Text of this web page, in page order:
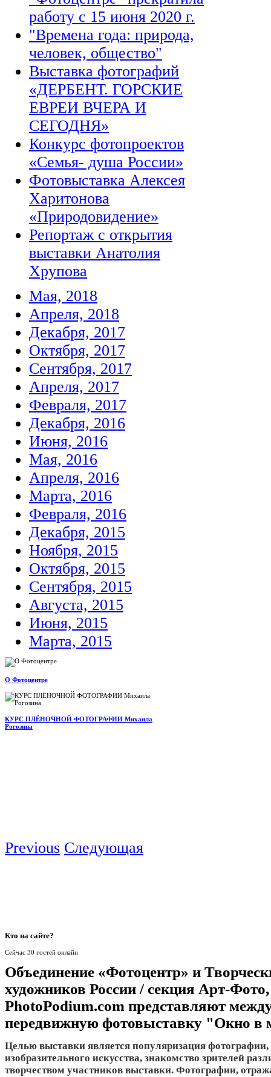
работу с 15 июня 2020 г.
"Времена года: природа,
человек, общество"
Выставка фотографий
«ДЕРБЕНТ. ГОРСКИЕ
ЕВРЕИ ВЧЕРА И
СЕГОДНЯ»
Конкурс фотопроектов
«Семья- душа России»
Фотовыставка Алексея
Харитонова
«Природовидение»
Репортаж с открытия
выставки Анатолия
Хрупова
Мая, 2018
Апреля, 2018
Декабря, 2017
Октября, 2017
Сентября, 2017
Апреля, 2017
Февраля, 2017
Декабря, 2016
Июня, 2016
Мая, 2016
Апреля, 2016
Марта, 2016
Февраля, 2016
Декабря, 2015
Ноября, 2015
Октября, 2015
Сентября, 2015
Августа, 2015
Июня, 2015
Марта, 2015
О Фотоцентре
КУРС ПЛЁНОЧНОЙ ФОТОГРАФИИ Михаила
Рогозина
Previous Следующая
Кто на сайте?
Сейчас 30 гостей онлайн
Объединение «Фотоцентр» и
художников России / секция Арт-Фото,
PhotoPodium.com представляют
передвижную фотовыставку "Окно в
Целью выставки является популяризация фотографии,
изобразительного искусства, знакомство зрителей
творчеством участников выставки. Фотографии,